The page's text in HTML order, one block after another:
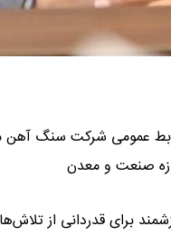
عمومی شرکت سنگ آهن
صنعت و معدن
برای قدردانی از